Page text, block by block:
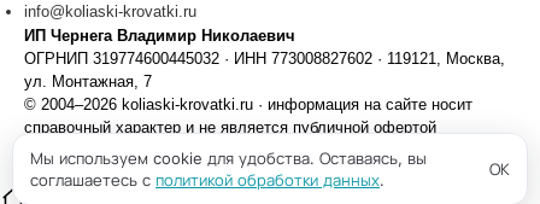
info@koliaski-krovatki.ru
ИП Чернега Владимир Николаевич
ОГРНИП 319774600445032 · ИНН 773008827602 · 119121, Москва,
ул. Монтажная, 7
© 2004–2026 koliaski-krovatki.ru · информация на сайте носит
справочный характер и не является публичной офертой
Политика конфиденциальности
Обработка персональных данных
Cookie Каталог
Мы используем cookie для удобства. Оставаясь, вы
соглашаетесь с политикой обработки данных.
ОК